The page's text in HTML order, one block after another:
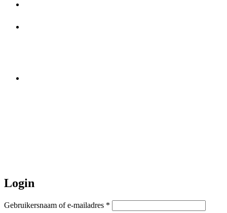
Login
Gebruikersnaam of e-mailadres *